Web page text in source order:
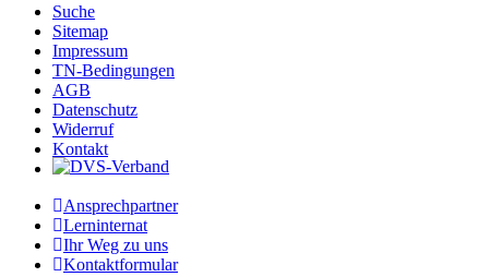
Suche
Sitemap
Impressum
TN-Bedingungen
AGB
Datenschutz
Widerruf
Kontakt
Ansprechpartner
Lerninternat
Ihr Weg zu uns
Kontaktformular